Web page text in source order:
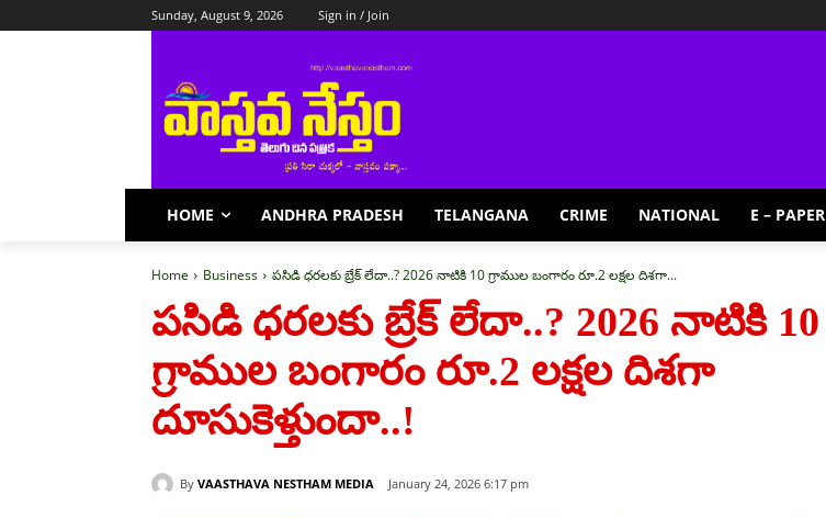
Sunday, August 9, 2026 Sign in / Join
HOME ANDHRA PRADESH TELANGANA CRIME NATIONAL E – PAPER
Home Business పసిడి ధరలకు బ్రేక్ లేదా..? 2026 నాటికి 10 గ్రాముల బంగారం రూ.2 లక్షల దిశగా...
పసిడి ధరలకు బ్రేక్ లేదా..? 2026 నాటికి 10
గ్రాముల బంగారం రూ.2 లక్షల దిశగా
దూసుకెళ్తుందా..!
By VAASTHAVA NESTHAM MEDIA January 24, 2026 6:17 pm